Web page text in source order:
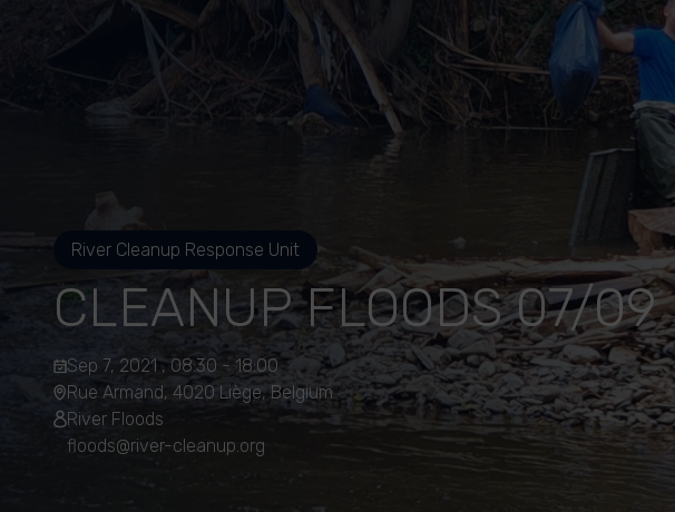
River Cleanup Response Unit
CLEANUP FLOODS 07/09
Sep 7, 2021 , 08:30 - 18:00
Rue Armand, 4020 Liège, Belgium
River Floods
floods@river-cleanup.org